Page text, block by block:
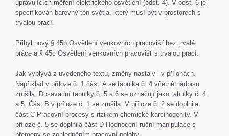
upravujících měření elektrického osvětlení (odst. 4). V odst. 6 je
specifikován barevný tón světla, který musí být v prostorech s
trvalou prací.
Přibyl nový § 45b Osvětlení venkovních pracovišť bez trvalé
práce a § 45c Osvětlení venkovních pracovišť s trvalou prací.
Jak vyplývá z uvedeného textu, změny nastaly i v přílohách.
Například v příloze č. 1 části A se tabulka č. 4 včetně nadpisu
zrušila. Dosavadní tabulky č. 5 a 6 se označují jako tabulky č. 4
a 5. Část B v příloze č. 1 se zrušila. V příloze č. 2 se doplnila
část C Pracovní procesy s rizikem chemické karcinogenity. V
příloze č. 5 se doplnila část D Hodnocení ruční manipulace s